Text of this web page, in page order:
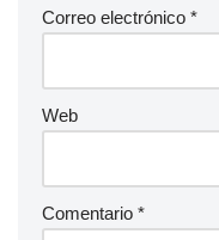
Correo electrónico *
Web
Comentario *